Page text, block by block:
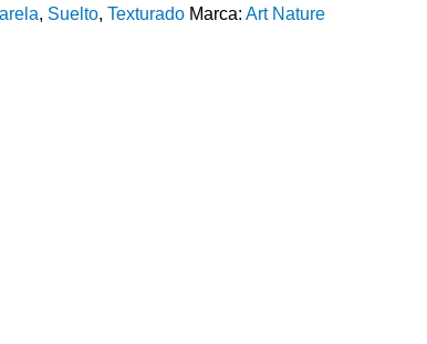
, Suelto, Texturado Marca: Art Nature